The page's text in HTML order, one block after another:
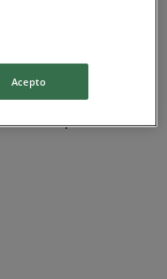
la empresa
las compras locales
Acepto